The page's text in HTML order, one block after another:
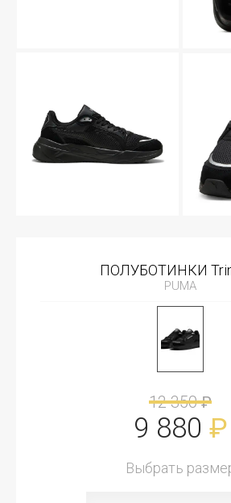
ПОЛУБОТИНКИ
PUMA
12 350 ₽
9 880 ₽
Выбрать